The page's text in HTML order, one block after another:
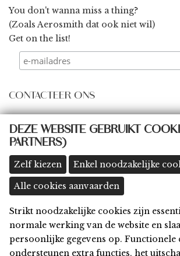
DEZE WEBSITE GEBRUIKT
PARTNERS)
Zelf kiezen Enkel noodzakelijke
Alle cookies aanvaarden
Strikt noodzakelijke cookies zijn
normale werking van de website en
persoonlijke gegevens op. Functionele
ondersteunen extra functies, het
You don't wanna miss a thing?
(Zoals Aerosmith dat ook niet wil)
Get on the list!
CONTACTEER ONS
some@thingsbydings.com
@thingsbydings
shop: Klein Boom 8A, 2580 Putte
Home
Shop
Privacy